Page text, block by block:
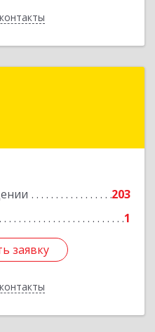
203
1
заявку
обл, Долгопрудный г,
заявку